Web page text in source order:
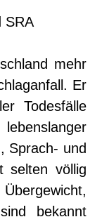
SRA
mehr
Er
Todesfälle
Sprach- und
selten völlig
bekannt